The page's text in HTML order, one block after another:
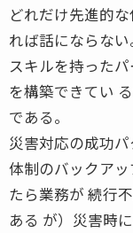
どれだけ先進的
れば話にならない
スキルを持った
を構築できてい
である。
災害対応の成功
体制のバックア
たら業務が 続行
ある が）災害時